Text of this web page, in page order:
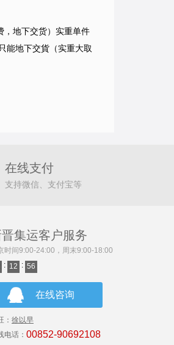
，地下交货）实重单件
能地下交貨（实重大取
在线支付
支持微信、支付宝等
集运客户服务
时间9:00-24:00，周末9:00-18:00
: 12 : 56
在线咨询
： 徐以早
电话： 00852-90692108